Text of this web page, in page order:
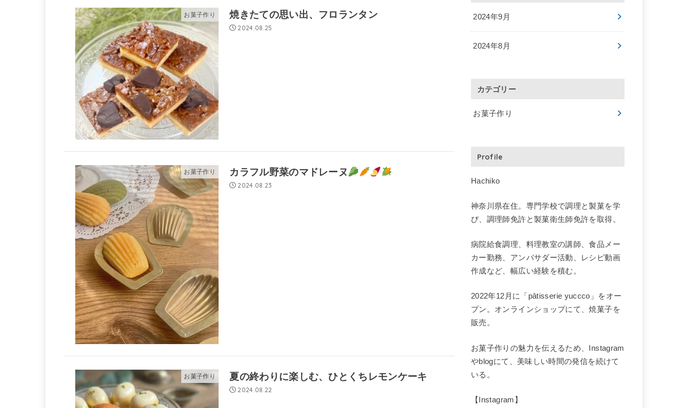
お菓子作り 焼きたての思い出、フロランタン
2024.08.25
お菓子作り カラフル野菜のマドレーヌ
2024.08.23
お菓子作り 夏の終わりに楽しむ、ひとくちレモンケーキ
2024.08.22
2024年9月
2024年8月
カテゴリー
お菓子作り
Profile
Hachiko
神奈川県在住。専門学校で調理と製菓を学
び、調理師免許と製菓衛生師免許を取得。
病院給食調理、料理教室の講師、食品メー
カー勤務、アンバサダー活動、レシピ動画
作成など、幅広い経験を積む。
2022年12月に「pâtisserie yuccco」をオー
プン。オンラインショップにて、焼菓子を
販売。
お菓子作りの魅力を伝えるため、Instagram
やblogにて、美味しい時間の発信を続けて
いる。
【Instagram】